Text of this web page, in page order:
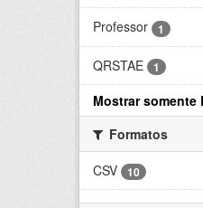
Professor 1
QRSTAE 1
Mostrar
Formatos
CSV
10